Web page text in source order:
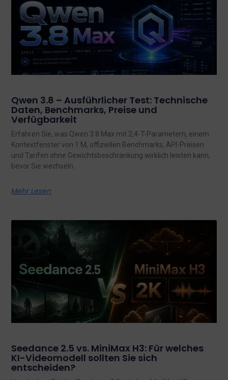
Qwen 3.8 – Ausführlicher Test: Technische
Daten, Benchmarks, Preise und
Verfügbarkeit
Erfahren Sie, was Qwen 3.8 Max mit 2,4-T-Parametern, einem
Kontextfenster von 1 M, offiziellen Benchmarks, API-Preisen
und Tarifen ohne Gewichtsbeschränkung wirklich leisten kann,
bevor Sie wechseln.
Mehr Lesen
Seedance 2.5 vs. MiniMax H3: Für welches
KI-Videomodell sollten Sie sich
entscheiden?